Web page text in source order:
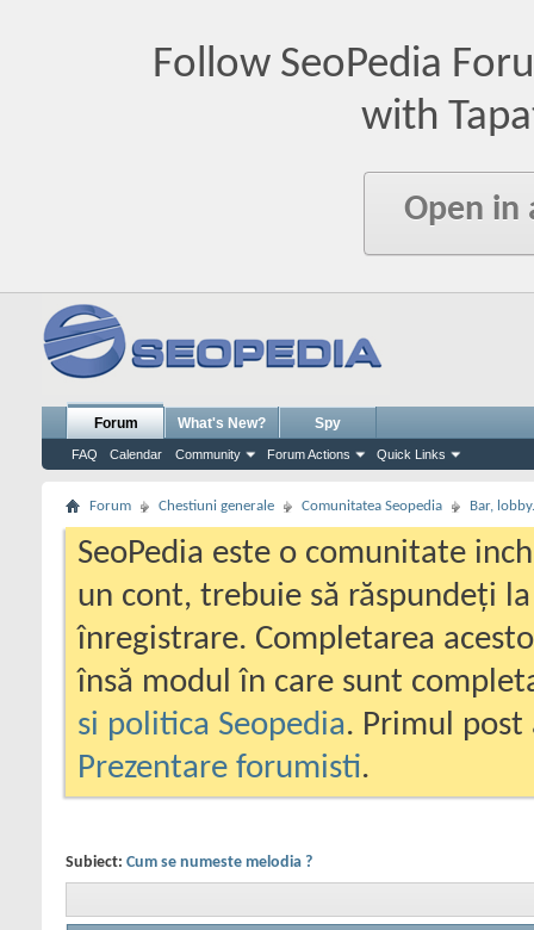
Follow SeoPedia
with
Open in
Forum
FAQ Calendar Community Forum Actions Quick Links
What's New? Spy
Forum Chestiuni generale Comunitatea Seopedia Bar,
SeoPedia este o comunitate
un cont, trebuie să răspundeți
înregistrare. Completarea
însă modul în care sunt
si politica Seopedia. Primul
Prezentare forumisti.
Subiect: Cum se numeste melodia ?